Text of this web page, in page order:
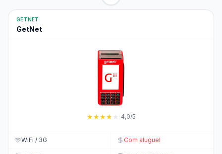
GETNET
GetNet
★★★★ ★ 4,0/5
WiFi / 3G Com aluguel